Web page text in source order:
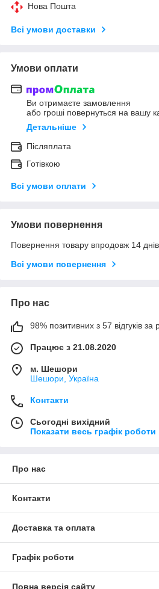
Нова Пошта
Всі умови доставки
Умови оплати
Ви отримаєте замовлення
або гроші повернуться на вашу
Детальніше
Післяплата
Готівкою
Всі умови оплати
Умови повернення
Повернення товару впродовж 14
Всі умови повернення
Про нас
98% позитивних з 57 відгуків за
Працює з 21.08.2020
м. Шешори
Шешори, Україна
Контакти
Сьогодні вихідний
Показати весь графік роботи
Про нас
Контакти
Доставка та оплата
Графік роботи
Повна версія сайту